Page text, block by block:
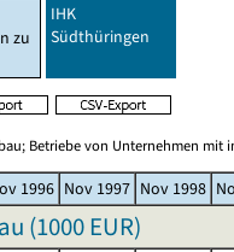
zu
IHK
Südthüringen
Betriebe von Unternehmen mit
1996 Nov 1997 Nov 1998
(1000 EUR)